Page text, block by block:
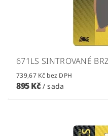
671LS SINTROVANÉ
739,67 Kč bez DPH
895 Kč / sada